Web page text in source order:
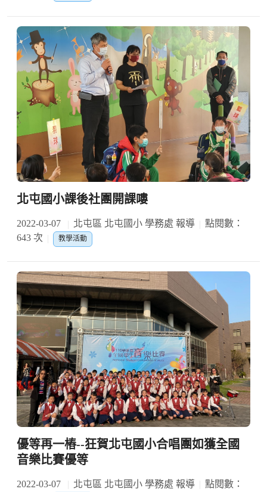
北屯國小課後社團開課嘍
2022-03-07 北屯區 北屯國小 學務處 報導
點閱數：
643 次
教學活動
優等再一樁--狂賀北屯國小合唱團如獲全國
音樂比賽優等
2022-03-07 北屯區 北屯國小 學務處 報導
點閱數：